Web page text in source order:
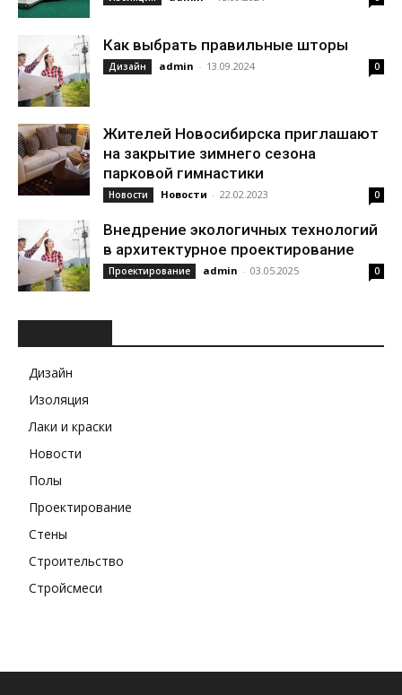
Как выбрать правильные шторы
Дизайн admin - 13.09.2024 0
Жителей Новосибирска приглашают
на закрытие зимнего сезона
парковой гимнастики
Новости Новости - 22.02.2023 0
Внедрение экологичных технологий
в архитектурное проектирование
Проектирование admin - 03.05.2025 0
Дизайн
Изоляция
Лаки и краски
Новости
Полы
Проектирование
Стены
Строительство
Стройсмеси